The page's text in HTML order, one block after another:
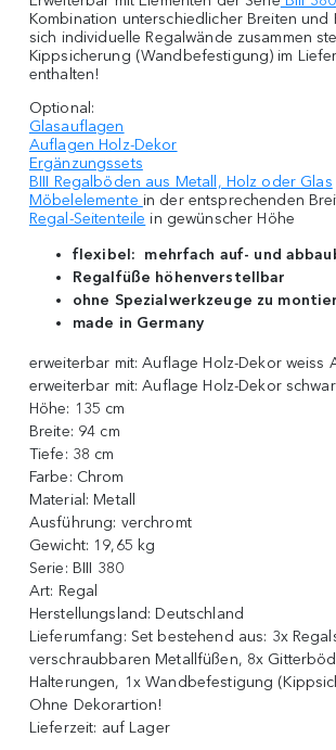
Kombination unterschiedlicher Breiten und
sich individuelle Regalwände zusammen
Kippsicherung (Wandbefestigung) im
enthalten!
Optional:
Glasauflagen
Auflagen Holz-Dekor
Ergänzungssets
BIII Regalböden aus Metall, Holz oder Glas
Möbelelemente in der entsprechenden
Regal-Seitenteile in gewünscher Höhe
flexibel: mehrfach auf- und
Regalfüße höhenverstellbar
ohne Spezialwerkzeuge zu
made in Germany
erweiterbar mit:Auflage Holz-Dekor weiss
erweiterbar mit:Auflage Holz-Dekor
Höhe: 135 cm
Breite: 94 cm
Tiefe: 38 cm
Farbe: Chrom
Material: Metall
Ausführung: verchromt
Gewicht: 19,65 kg
Serie: BIII 380
Art: Regal
Herstellungsland: Deutschland
Lieferumfang: Set bestehend aus: 3x
verschraubbaren Metallfüßen, 8x
Halterungen, 1x Wandbefestigung
Ohne Dekorartion!
Lieferzeit: auf Lager